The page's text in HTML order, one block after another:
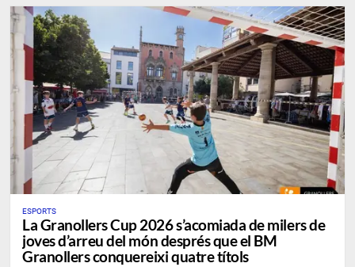
ESPORTS
La Granollers Cup 2026 s’acomiada de milers de
joves d’arreu del món després que el BM
Granollers conquereixi quatre títols